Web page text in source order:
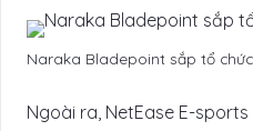
Naraka Bladepoint sắp tổ
Ngoài ra, NetEase E-